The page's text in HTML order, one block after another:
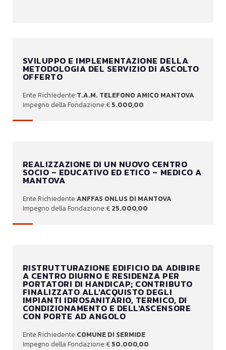
SVILUPPO E IMPLEMENTAZIONE DELLA
METODOLOGIA DEL SERVIZIO DI ASCOLTO
OFFERTO
T.A.M. TELEFONO AMICO MANTOVA
5.000,00
REALIZZAZIONE DI UN NUOVO CENTRO
SOCIO – EDUCATIVO ED ETICO – MEDICO A
MANTOVA
ANFFAS ONLUS DI MANTOVA
25.000,00
RISTRUTTURAZIONE EDIFICIO DA ADIBIRE
A CENTRO DIURNO E RESIDENZA PER
PORTATORI DI HANDICAP; CONTRIBUTO
FINALIZZATO ALL'ACQUISTO DEGLI
IMPIANTI IDROSANITARIO, TERMICO, DI
CONDIZIONAMENTO E DELL'ASCENSORE
CON PORTE AD ANGOLO
COMUNE DI SERMIDE
50.000,00